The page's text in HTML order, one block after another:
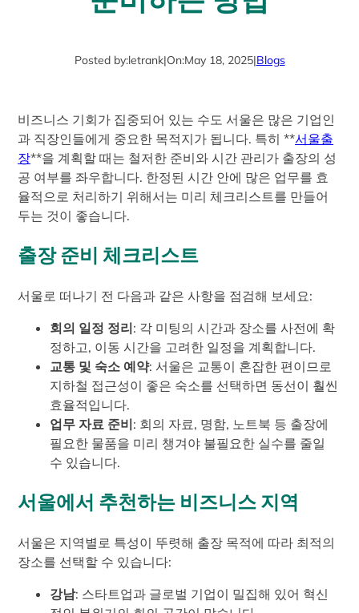
Posted by:letrank|On:May 18, 2025|Blogs
비즈니스 기회가 집중되어 있는 수도 서울은 많은 기업인
과 직장인들에게 중요한 목적지가 됩니다. 특히 **서울출
장**을 계획할 때는 철저한 준비와 시간 관리가 출장의 성
공 여부를 좌우합니다. 한정된 시간 안에 많은 업무를 효
율적으로 처리하기 위해서는 미리 체크리스트를 만들어
두는 것이 좋습니다.
출장 준비 체크리스트
서울로 떠나기 전 다음과 같은 사항을 점검해 보세요:
회의 일정 정리: 각 미팅의 시간과 장소를 사전에 확
정하고, 이동 시간을 고려한 일정을 계획합니다.
교통 및 숙소 예약: 서울은 교통이 혼잡한 편이므로
지하철 접근성이 좋은 숙소를 선택하면 동선이 훨씬
효율적입니다.
업무 자료 준비: 회의 자료, 명함, 노트북 등 출장에
필요한 물품을 미리 챙겨야 불필요한 실수를 줄일
수 있습니다.
서울에서 추천하는 비즈니스 지역
서울은 지역별로 특성이 뚜렷해 출장 목적에 따라 최적의
장소를 선택할 수 있습니다:
강남: 스타트업과 글로벌 기업이 밀집해 있어 혁신